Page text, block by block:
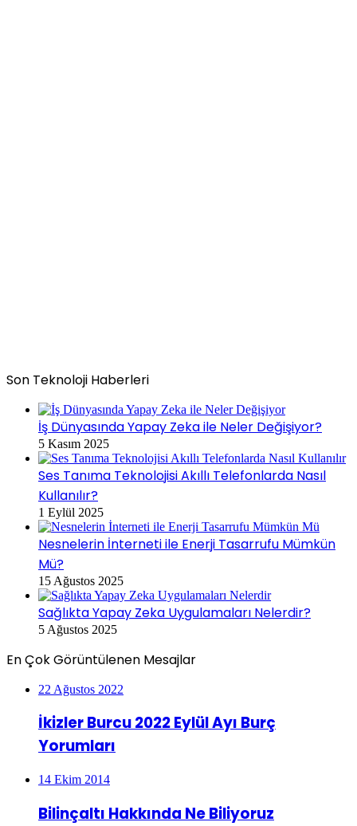
Son Teknoloji Haberleri
İş Dünyasında Yapay Zeka ile Neler Değişiyor?
5 Kasım 2025
Ses Tanıma Teknolojisi Akıllı Telefonlarda Nasıl
Kullanılır?
1 Eylül 2025
Nesnelerin İnterneti ile Enerji Tasarrufu Mümkün
Mü?
15 Ağustos 2025
Sağlıkta Yapay Zeka Uygulamaları Nelerdir?
5 Ağustos 2025
En Çok Görüntülenen Mesajlar
22 Ağustos 2022
İkizler Burcu 2022 Eylül Ayı Burç
Yorumları
14 Ekim 2014
Bilinçaltı Hakkında Ne Biliyoruz